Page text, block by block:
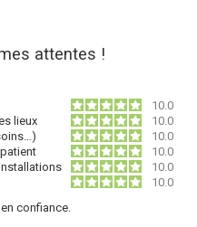
attentes !
10.0
lieux
10.0
10.0
10.0
10.0
10.0
confiance.